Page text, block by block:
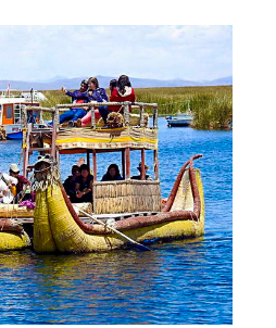
תכנוןטיולים לדרום
היעדים »
תכנוןטיולים לצפון
קרוזים והפלגות נופש